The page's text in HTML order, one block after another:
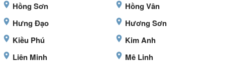
Hồng Sơn
Hồng Vân
Hưng Đạo
Hương Sơn
Kiều Phú
Kim Anh
Liên Minh
Mê Linh